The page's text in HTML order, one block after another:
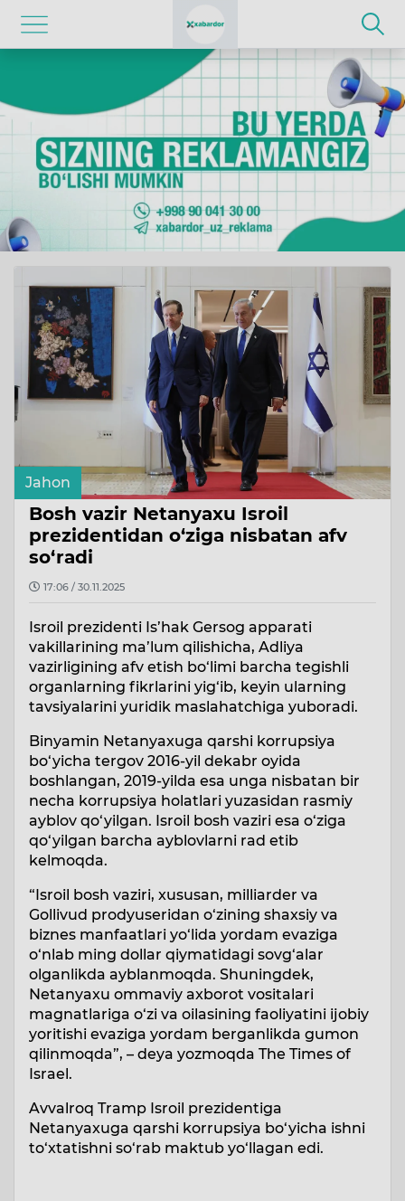
Jahon
Bosh vazir Netanyaxu Isroil
prezidentidan o‘ziga nisbatan afv
so‘radi
17:06 / 30.11.2025
Isroil prezidenti Is’hak Gersog apparati
vakillarining ma’lum qilishicha, Adliya
vazirligining afv etish bo‘limi barcha tegishli
organlarning fikrlarini yig‘ib, keyin ularning
tavsiyalarini yuridik maslahatchiga yuboradi.
Binyamin Netanyaxuga qarshi korrupsiya
bo‘yicha tergov 2016-yil dekabr oyida
boshlangan, 2019-yilda esa unga nisbatan bir
necha korrupsiya holatlari yuzasidan rasmiy
ayblov qo‘yilgan. Isroil bosh vaziri esa o‘ziga
qo‘yilgan barcha ayblovlarni rad etib
kelmoqda.
“Isroil bosh vaziri, xususan, milliarder va
Gollivud prodyuseridan o‘zining shaxsiy va
biznes manfaatlari yo‘lida yordam evaziga
o‘nlab ming dollar qiymatidagi sovg‘alar
olganlikda ayblanmoqda. Shuningdek,
Netanyaxu ommaviy axborot vositalari
magnatlariga o‘zi va oilasining faoliyatini ijobiy
yoritishi evaziga yordam berganlikda gumon
qilinmoqda”, – deya yozmoqda The Times of
Israel.
Avvalroq Tramp Isroil prezidentiga
Netanyaxuga qarshi korrupsiya bo‘yicha ishni
to‘xtatishni so‘rab maktub yo‘llagan edi.